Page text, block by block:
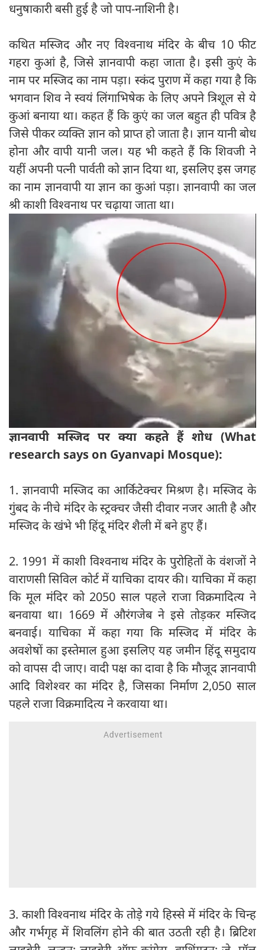
धनुषाकारी बसी हुई है जो पाप-नाशिनी है।
कथित मस्जिद और नए विश्वनाथ मंदिर के बीच 10 फीट
गहरा कुआं है, जिसे ज्ञानवापी कहा जाता है। इसी कुएं के
नाम पर मस्जिद का नाम पड़ा। स्कंद पुराण में कहा गया है कि
भगवान शिव ने स्वयं लिंगाभिषेक के लिए अपने त्रिशूल से ये
कुआं बनाया था। कहत हैं कि कुएं का जल बहुत ही पवित्र है
जिसे पीकर व्यक्ति ज्ञान को प्राप्त हो जाता है। ज्ञान यानी बोध
होना और वापी यानी जल। यह भी कहते हैं कि शिवजी ने
यहीं अपनी पत्नी पार्वती को ज्ञान दिया था, इसलिए इस जगह
का नाम ज्ञानवापी या ज्ञान का कुआं पड़ा। ज्ञानवापी का जल
श्री काशी विश्वनाथ पर चढ़ाया जाता था।
ज्ञानवापी मस्जिद पर क्या कहते हैं शोध (What
research says on Gyanvapi Mosque):
1. ज्ञानवापी मस्जिद का आर्किटेक्चर मिश्रण है। मस्जिद के
गुंबद के नीचे मंदिर के स्ट्रक्चर जैसी दीवार नजर आती है और
मस्जिद के खंभे भी हिंदू मंदिर शैली में बने हुए हैं।
2. 1991 में काशी विश्वनाथ मंदिर के पुरोहितों के वंशजों ने
वाराणसी सिविल कोर्ट में याचिका दायर की। याचिका में कहा
कि मूल मंदिर को 2050 साल पहले राजा विक्रमादित्य ने
बनवाया था। 1669 में औरंगजेब ने इसे तोड़कर मस्जिद
बनवाई। याचिका में कहा गया कि मस्जिद में मंदिर के
अवशेषों का इस्तेमाल हुआ इसलिए यह जमीन हिंदू समुदाय
को वापस दी जाए। वादी पक्ष का दावा है कि मौजूद ज्ञानवापी
आदि विशेश्वर का मंदिर है, जिसका निर्माण 2,050 साल
पहले राजा विक्रमादित्य ने करवाया था।
3. काशी विश्वनाथ मंदिर के तोड़े गये हिस्से में मंदिर के चिन्ह
और गर्भगृह में शिवलिंग होने की बात उठती रही है। ब्रिटिश